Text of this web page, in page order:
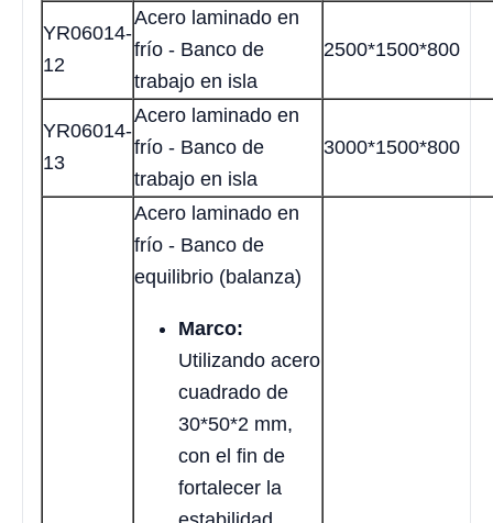
YR06014-
12
Acero laminado en
frío - Banco de
trabajo en isla
2500*1500*800
YR06014-
13
Acero laminado en
frío - Banco de
trabajo en isla
3000*1500*800
Acero laminado en
frío - Banco de
equilibrio (balanza)
Marco:
Utilizando acero
cuadrado de
30*50*2 mm,
con el fin de
fortalecer la